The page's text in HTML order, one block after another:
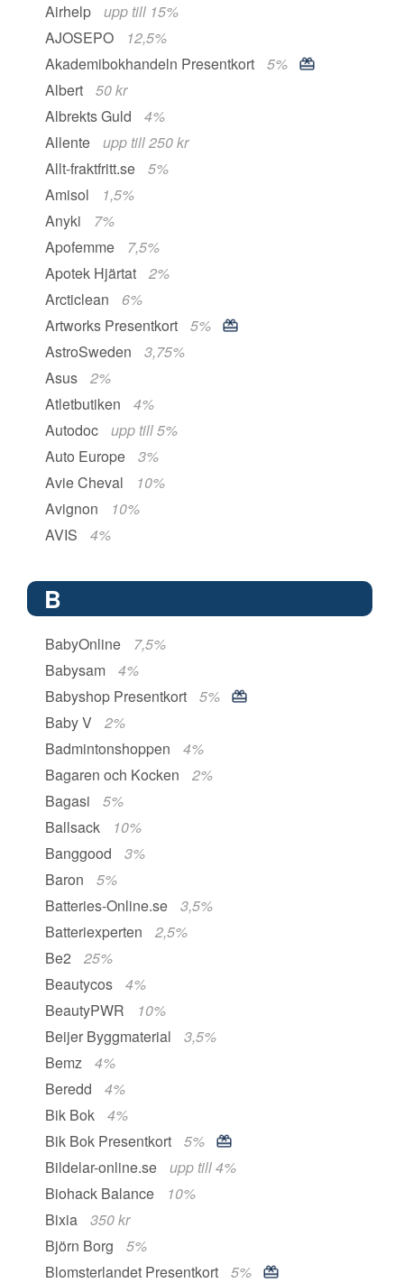
Airhelp
upp till 15%
AJOSEPO
12,5%
Akademibokhandeln Presentkort
5%
Albert
50 kr
Albrekts Guld
4%
Allente
upp till 250 kr
Allt-fraktfritt.se
5%
Amisol
1,5%
Anyki
7%
Apofemme
7,5%
Apotek Hjärtat
2%
Arcticlean
6%
Artworks Presentkort
5%
AstroSweden
3,75%
Asus
2%
Atletbutiken
4%
Autodoc
upp till 5%
Auto Europe
3%
Avie Cheval
10%
Avignon
10%
AVIS
4%
B
BabyOnline
7,5%
Babysam
4%
Babyshop Presentkort
5%
Baby V
2%
Badmintonshoppen
4%
Bagaren och Kocken
2%
Bagasi
5%
Ballsack
10%
Banggood
3%
Baron
5%
Batteries-Online.se
3,5%
Batteriexperten
2,5%
Be2
25%
Beautycos
4%
BeautyPWR
10%
Beijer Byggmaterial
3,5%
Bemz
4%
Beredd
4%
Bik Bok
4%
Bik Bok Presentkort
5%
Bildelar-online.se
upp till 4%
Biohack Balance
10%
Bixia
350 kr
Björn Borg
5%
Blomsterlandet Presentkort
5%